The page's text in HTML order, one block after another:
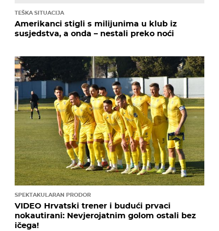
TEŠKA SITUACIJA
Amerikanci stigli s milijunima u klub iz
susjedstva, a onda – nestali preko noći
SPEKTAKULARAN PRODOR
VIDEO Hrvatski trener i budući prvaci
nokautirani: Nevjerojatnim golom ostali bez
ičega!